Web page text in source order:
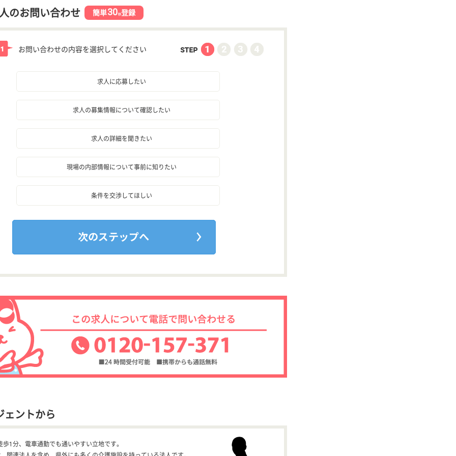
のお問い合わせ 簡単30秒登録
お問い合わせの内容を選択してください
求人に応募したい
求人の募集情報について確認したい
求人の詳細を聞きたい
現場の内部情報について事前に知りたい
条件を交渉してほしい
ェントから
1分、電車通勤でも通いやすい立地です。